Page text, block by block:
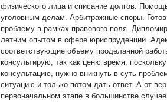
физического лица и списание долгов. Помощь потерпевшим по
уголовным делам. Арбитражные споры. Готов разрешить любую
проблему в рамках правового поля.
летним опытом в сфере юриспруденции.
соответствующие объему проделанной работы. Бесплатно
консультирую, так как ценю время,
консультацию, нужно вникнуть в суть
ситуацию и только потом дать ответ. А от
первоначальном этапе в большинстве